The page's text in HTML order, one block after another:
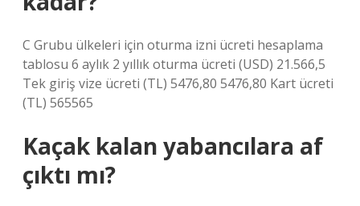
C Grubu ülkeleri için oturma izni ücreti hesaplama
tablosu 6 aylık 2 yıllık oturma ücreti (USD) 21.566,5
Tek giriş vize ücreti (TL) 5476,80 5476,80 Kart ücreti
(TL) 565565
Kaçak kalan yabancılara af
çıktı mı?